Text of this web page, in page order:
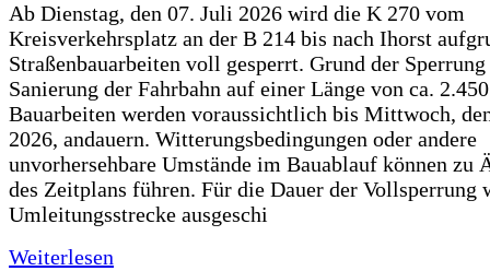
Ab Dienstag, den 07. Juli 2026 wird die K 270 vom
Kreisverkehrsplatz an der B 214 bis nach Ihorst
Straßenbauarbeiten voll gesperrt. Grund der
Sanierung der Fahrbahn auf einer Länge von ca.
Bauarbeiten werden voraussichtlich bis Mittwoch,
2026, andauern. Witterungsbedingungen oder andere
unvorhersehbare Umstände im Bauablauf können zu
des Zeitplans führen. Für die Dauer der Vollsperrung
Umleitungsstrecke ausgeschi
Weiterlesen